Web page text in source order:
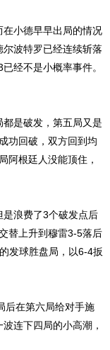
小德早早出局的情况
波特罗已经连续斩落
经不是小概率事件。
是破发，第五局又是
功回破，双方回到均
阿根廷人没能顶住，
浪费了3个破发点后
替上升到穆雷3-5落后
发球胜盘局，以6-4扳
在第六局给对手施
连下四局的小高潮，